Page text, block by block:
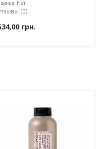
Нет
(0)
грн.